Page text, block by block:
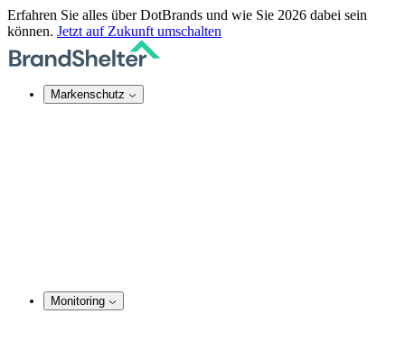
Erfahren Sie alles über DotBrands und wie Sie 2026 dabei sein
können. Jetzt auf Zukunft umschalten
Markenschutz
Monitoring